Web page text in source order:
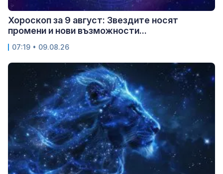
Хороскоп за 9 август: Звездите носят
промени и нови възможности...
07:19 • 09.08.26